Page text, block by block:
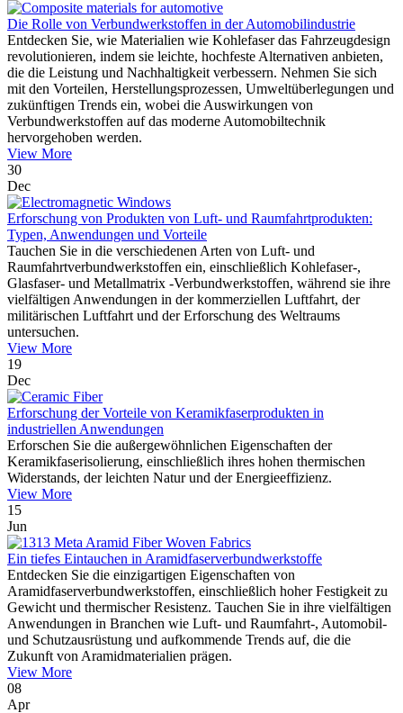
Die Rolle von Verbundwerkstoffen in der Automobilindustrie
Entdecken Sie, wie Materialien wie Kohlefaser das Fahrzeugdesign
revolutionieren, indem sie leichte, hochfeste Alternativen anbieten,
die die Leistung und Nachhaltigkeit verbessern. Nehmen Sie sich
mit den Vorteilen, Herstellungsprozessen, Umweltüberlegungen und
zukünftigen Trends ein, wobei die Auswirkungen von
Verbundwerkstoffen auf das moderne Automobiltechnik
hervorgehoben werden.
View More
30
Dec
Erforschung von Produkten von Luft- und Raumfahrtprodukten:
Typen, Anwendungen und Vorteile
Tauchen Sie in die verschiedenen Arten von Luft- und
Raumfahrtverbundwerkstoffen ein, einschließlich Kohlefaser-,
Glasfaser- und Metallmatrix -Verbundwerkstoffen, während sie ihre
vielfältigen Anwendungen in der kommerziellen Luftfahrt, der
militärischen Luftfahrt und der Erforschung des Weltraums
untersuchen.
View More
19
Dec
Erforschung der Vorteile von Keramikfaserprodukten in
industriellen Anwendungen
Erforschen Sie die außergewöhnlichen Eigenschaften der
Keramikfaserisolierung, einschließlich ihres hohen thermischen
Widerstands, der leichten Natur und der Energieeffizienz.
View More
15
Jun
Ein tiefes Eintauchen in Aramidfaserverbundwerkstoffe
Entdecken Sie die einzigartigen Eigenschaften von
Aramidfaserverbundwerkstoffen, einschließlich hoher Festigkeit zu
Gewicht und thermischer Resistenz. Tauchen Sie in ihre vielfältigen
Anwendungen in Branchen wie Luft- und Raumfahrt-, Automobil-
und Schutzausrüstung und aufkommende Trends auf, die die
Zukunft von Aramidmaterialien prägen.
View More
08
Apr